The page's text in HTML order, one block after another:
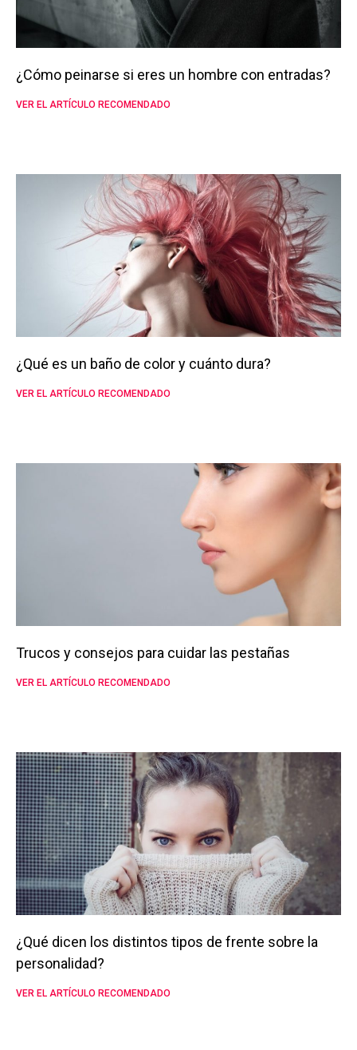
¿Cómo peinarse si eres un hombre con entradas?
VER EL ARTÍCULO RECOMENDADO
¿Qué es un baño de color y cuánto dura?
VER EL ARTÍCULO RECOMENDADO
Trucos y consejos para cuidar las pestañas
VER EL ARTÍCULO RECOMENDADO
¿Qué dicen los distintos tipos de frente sobre la
personalidad?
VER EL ARTÍCULO RECOMENDADO